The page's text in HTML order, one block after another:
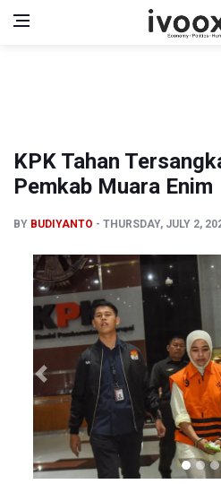
KPK Tahan
Pemkab Muara Enim
BY BUDIYANTO THURSDAY, JULY 2,
Previous